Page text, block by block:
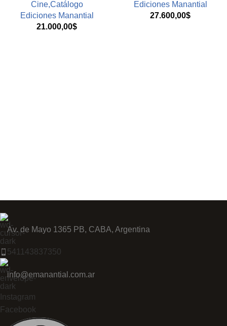
Cine,Catálogo
Ediciones Manantial
21.000,00$
Ediciones Manantial
27.600,00$
Av. de Mayo 1365 PB, CABA, Argentina
541143837350
info@emanantial.com.ar
Instagram
Facebook